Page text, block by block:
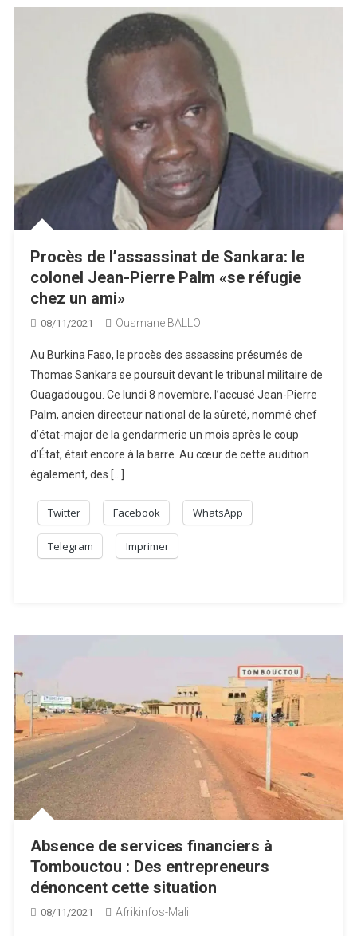
Procès de l’assassinat de Sankara: le
colonel Jean-Pierre Palm «se réfugie
chez un ami»
08/11/2021 Ousmane BALLO
Au Burkina Faso, le procès des assassins présumés de
Thomas Sankara se poursuit devant le tribunal militaire de
Ouagadougou. Ce lundi 8 novembre, l’accusé Jean-Pierre
Palm, ancien directeur national de la sûreté, nommé chef
d’état-major de la gendarmerie un mois après le coup
d’État, était encore à la barre. Au cœur de cette audition
également, des […]
Twitter Facebook WhatsApp
Telegram Imprimer
Absence de services financiers à
Tombouctou : Des entrepreneurs
dénoncent cette situation
08/11/2021 Afrikinfos-Mali